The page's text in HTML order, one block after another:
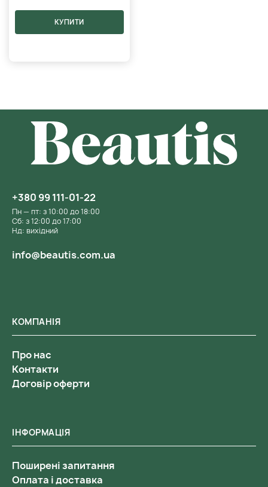
КУПИТИ
ІНФОРМАЦІЯ
Поширені запитання
Оплата і доставка
КОМПАНІЯ
Про нас
Контакти
Договір оферти
+380 99 111-01-22
Пн — пт: з 10:00 до 18:00
Сб: з 12:00 до 17:00
Нд: вихідний
info@beautis.com.ua